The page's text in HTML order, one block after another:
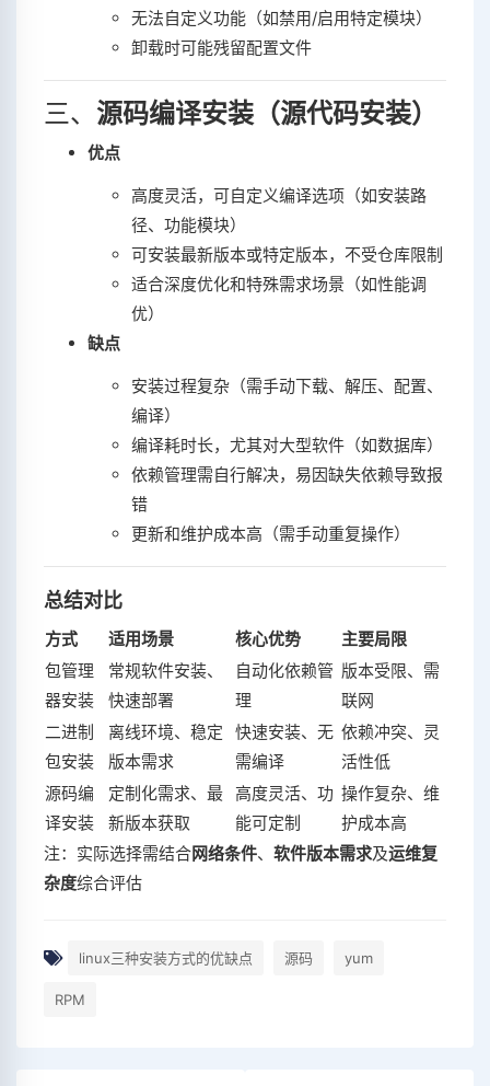
无法自定义功能（如禁用/启用特定模块）‌
卸载时可能残留配置文件‌
三、‌ 源码编译安装（源代码安装）
优点
高度灵活，可自定义编译选项（如安装路
径、功能模块）‌
可安装最新版本或特定版本，不受仓库限制‌
适合深度优化和特殊需求场景（如性能调
优）‌
缺点
安装过程复杂（需手动下载、解压、配置、
编译）‌
编译耗时长，尤其对大型软件（如数据库）‌
依赖管理需自行解决，易因缺失依赖导致报
错‌
更新和维护成本高（需手动重复操作）‌
总结对比
方式 适用场景 核心优势
主要局限
包管理
器安装
常规软件安装、
快速部署
自动化依赖管
理
版本受限、需
联网
二进制
包安装
离线环境、稳定
版本需求
快速安装、无
需编译
依赖冲突、灵
活性低
源码编
译安装
定制化需求、最
新版本获取
高度灵活、功
能可定制
操作复杂、维
护成本高
注：实际选择需结合‌网络条件‌、‌ 软件版本需求‌及‌运维复
杂度‌综合评估‌
linux三种安装方式的优缺点 源码 yum
RPM